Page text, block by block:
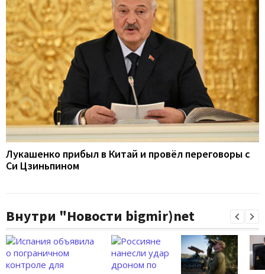
Лукашенко прибыл в Китай и провёл переговоры с
Си Цзиньпином
Внутри "Новости bigmir)net